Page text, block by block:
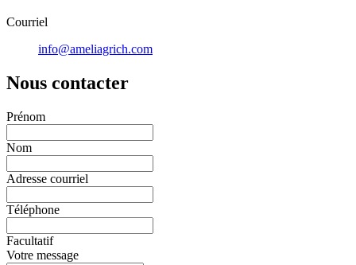
Courriel
info@ameliagrich.com
Nous contacter
Prénom
Nom
Adresse courriel
Téléphone
Facultatif
Votre message